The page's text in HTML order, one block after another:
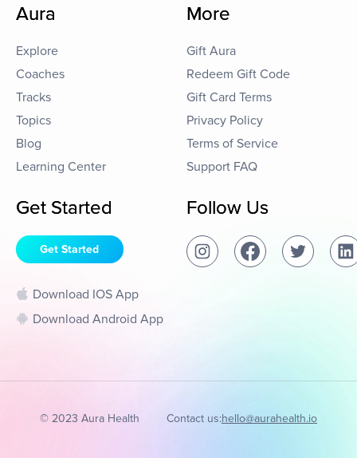
Aura
Explore
Coaches
Tracks
Topics
Blog
Learning Center
More
Gift Aura
Redeem Gift Code
Gift Card Terms
Privacy Policy
Terms of Service
Support FAQ
Get Started
Get Started
Download IOS App
Download Android App
Follow Us
© 2023 Aura Health Contact us:hello@aurahealth.io